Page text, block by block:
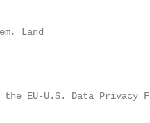
Land
EU-U.S. Data Privacy